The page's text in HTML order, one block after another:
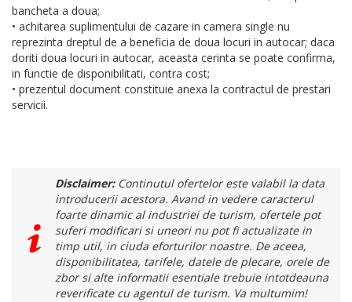
bancheta a doua;
• achitarea suplimentului de cazare in camera single nu
reprezinta dreptul de a beneficia de doua locuri in autocar; daca
doriti doua locuri in autocar, aceasta cerinta se poate confirma,
in functie de disponibilitati, contra cost;
• prezentul document constituie anexa la contractul de prestari
servicii.
Disclaimer:Continutul ofertelor este valabil la data
introducerii acestora. Avand in vedere caracterul
foarte dinamic al industriei de turism, ofertele pot
suferi modificari si uneori nu pot fi actualizate in
timp util, in ciuda eforturilor noastre. De aceea,
disponibilitatea, tarifele, datele de plecare, orele de
zbor si alte informatii esentiale trebuie intotdeauna
reverificate cu agentul de turism. Va multumim!